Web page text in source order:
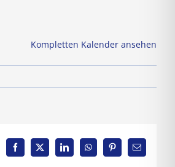
Kompletten Kalender ansehen
Facebook
X LinkedInWhatsAppPinterest
E-
Mail